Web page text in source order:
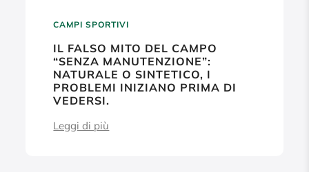
CAMPI SPORTIVI
IL FALSO MITO DEL CAMPO
“SENZA MANUTENZIONE”:
NATURALE O SINTETICO, I
PROBLEMI INIZIANO PRIMA DI
VEDERSI.
Leggi di più